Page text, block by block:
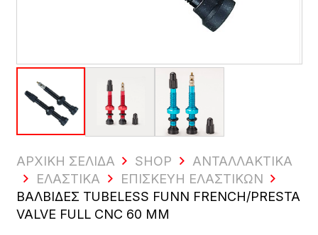
ΑΡΧΙΚΗ ΣΕΛΙΔΑ SHOP
ΑΝΤΑΛΛΑΚΤΙΚΆ
ΕΛΑΣΤΙΚΆ
ΕΠΙΣΚΕΥΉ ΕΛΑΣΤΙΚΏΝ
ΒΑΛΒΊΔΕΣ TUBELESS FUNN FRENCH/PRESTA
VALVE FULL CNC 60 MM